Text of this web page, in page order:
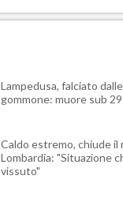
Lampedusa, falciato
gommone: muore sub
Caldo estremo, chiude il
Lombardia: "Situazione
vissuto"